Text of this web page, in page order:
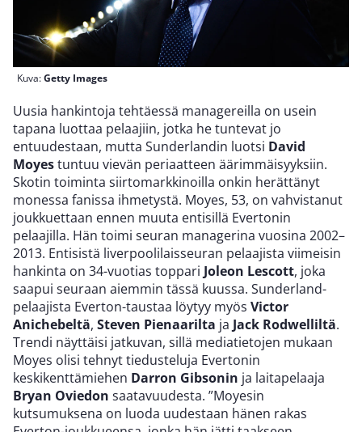
Kuva:Getty Images
Uusia hankintoja tehtäessä managereilla on usein
tapana luottaa pelaajiin, jotka he tuntevat jo
entuudestaan, mutta Sunderlandin luotsi David
Moyestuntuu vievän periaatteen äärimmäisyyksiin.
Skotin toiminta siirtomarkkinoilla onkin herättänyt
monessa fanissa ihmetystä. Moyes, 53, on vahvistanut
joukkuettaan ennen muuta entisillä Evertonin
pelaajilla. Hän toimi seuran managerina vuosina 2002–
2013. Entisistä liverpoolilaisseuran pelaajista viimeisin
hankinta on 34-vuotias toppari Joleon Lescott, joka
saapui seuraan aiemmin tässä kuussa. Sunderland-
pelaajista Everton-taustaa löytyy myös Victor
Anichebeltä, Steven Pienaarilta ja Jack Rodwelliltä.
Trendi näyttäisi jatkuvan, sillä mediatietojen mukaan
Moyes olisi tehnyt tiedusteluja Evertonin
keskikenttämiehen Darron Gibsonin ja laitapelaaja
Bryan Oviedon saatavuudesta. ”Moyesin
kutsumuksena on luoda uudestaan hänen rakas